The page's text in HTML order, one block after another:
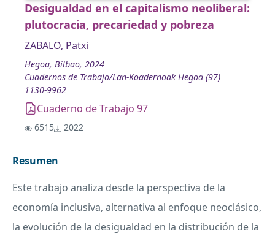
Desigualdad en el capitalismo neoliberal:
plutocracia, precariedad y pobreza
ZABALO, Patxi
Hegoa, Bilbao, 2024
Cuadernos de Trabajo/Lan-Koadernoak Hegoa (97)
1130-9962
Cuaderno de Trabajo 97
6515 2022
Resumen
Este trabajo analiza desde la perspectiva de la
economía inclusiva, alternativa al enfoque neoclásico,
la evolución de la desigualdad en la distribución de la